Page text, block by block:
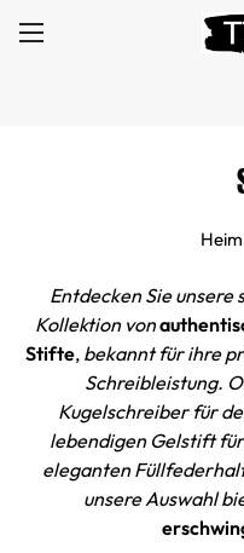
Heim
Entdecken Sie
Kollektion von
Stifte, bekannt für ihre
Schreibleistung.
Kugelschreiber für
lebendigen Gelstift
eleganten
unsere Auswahl